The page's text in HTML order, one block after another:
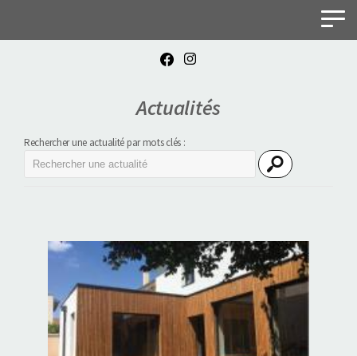
Actualités
Rechercher une actualité par mots clés :